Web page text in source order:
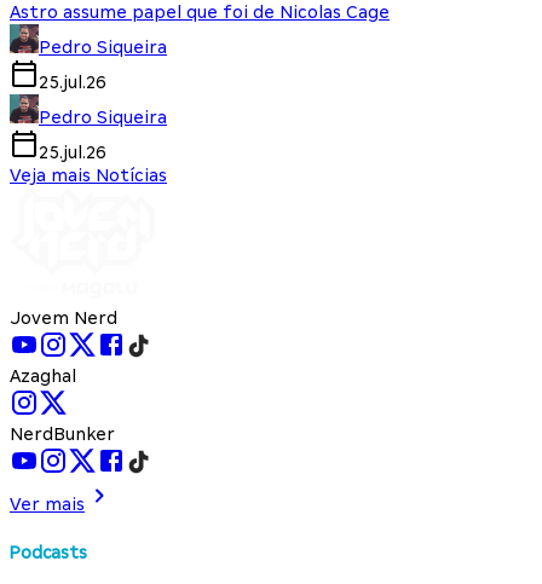
Astro assume papel que foi de Nicolas Cage
Pedro Siqueira
25.jul.26
Pedro Siqueira
25.jul.26
Veja mais Notícias
Jovem Nerd
Azaghal
NerdBunker
Ver mais
Podcasts